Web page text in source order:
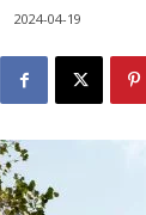
2024-04-19